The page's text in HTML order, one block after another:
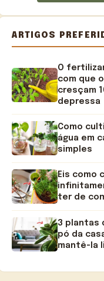
ARTIGOS
O
com que
cresçam
depressa
Como
água em
simples
Eis como
ter de
3 plantas
pó da
mantê-la